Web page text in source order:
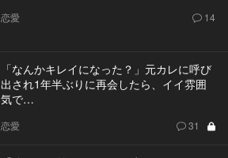
恋愛 14
「なんかキレイになった？」元カレに呼び
出され1年半ぶりに再会したら、イイ雰囲
気で…
恋愛 31